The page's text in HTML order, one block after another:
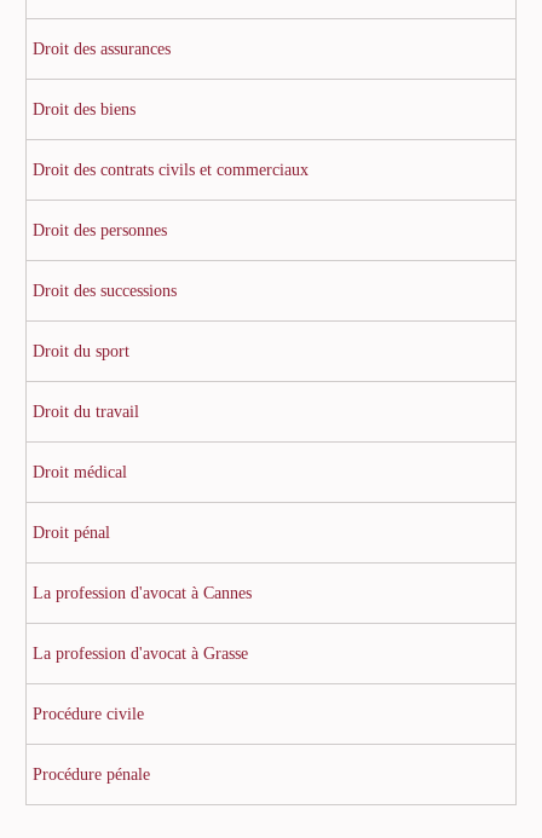
Droit des assurances
Droit des biens
Droit des contrats civils et commerciaux
Droit des personnes
Droit des successions
Droit du sport
Droit du travail
Droit médical
Droit pénal
La profession d'avocat à Cannes
La profession d'avocat à Grasse
Procédure civile
Procédure pénale